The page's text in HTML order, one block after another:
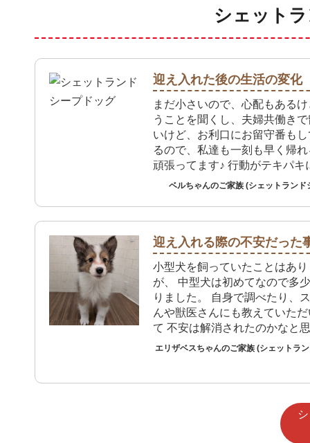
シェット
迎え入れた後の生活の変化
まだ小さいので、心配もある
うことを聞くし、夫婦共働き
いけど、お利口にお留守番も
るので、私達も一刻も早く帰
頑張ってます♪ 行動がテキパキ
した！
ベルちゃんのご家族 (シェットランド
迎え入れる際の不安だった
小型犬を飼っていたことはあ
が、 中型犬は初めてなので多
りました。 自身で調べたり、
んや獣医さんにも教えていた
て 不安は解消されたのかなと
エリザベスちゃんのご家族 (シェットラ